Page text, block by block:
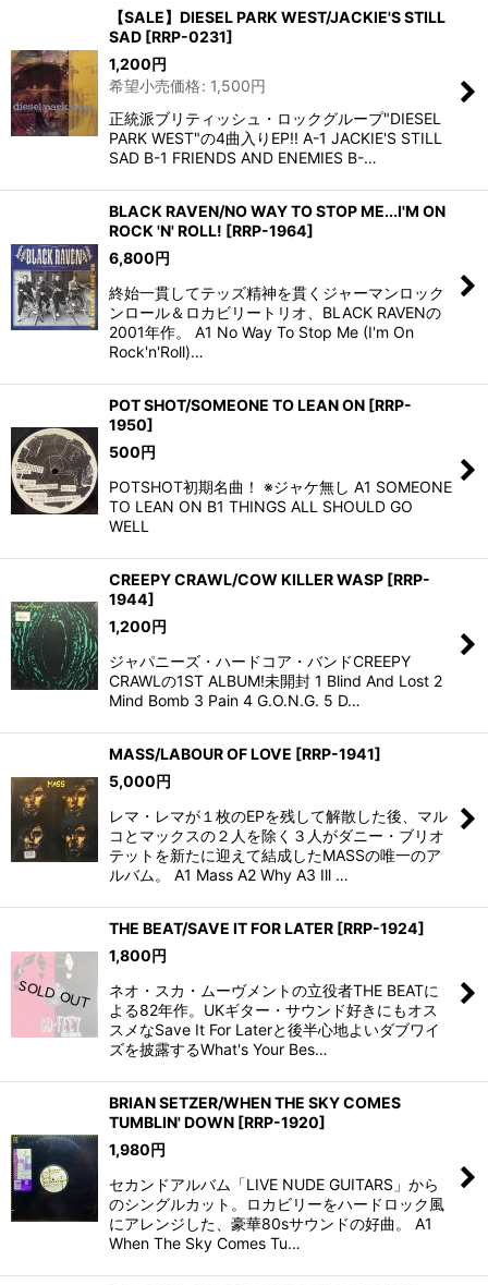
【SALE】DIESEL PARK WEST/JACKIE'S STILL
SAD [RRP-0231]
1,200円
希望小売価格: 1,500円
正統派ブリティッシュ・ロックグループ"DIESEL
PARK WEST"の4曲入りEP!! A-1 JACKIE'S STILL
SAD B-1 FRIENDS AND ENEMIES B-…
BLACK RAVEN/NO WAY TO STOP ME...I'M ON
ROCK 'N' ROLL! [RRP-1964]
6,800円
終始一貫してテッズ精神を貫くジャーマンロック
ンロール＆ロカビリートリオ、BLACK RAVENの
2001年作。 A1 No Way To Stop Me (I'm On
Rock'n'Roll)…
POT SHOT/SOMEONE TO LEAN ON [RRP-
1950]
500円
POTSHOT初期名曲！ ※ジャケ無し A1 SOMEONE
TO LEAN ON B1 THINGS ALL SHOULD GO
WELL
CREEPY CRAWL/COW KILLER WASP [RRP-
1944]
1,200円
ジャパニーズ・ハードコア・バンドCREEPY
CRAWLの1ST ALBUM!未開封 1 Blind And Lost 2
Mind Bomb 3 Pain 4 G.O.N.G. 5 D…
MASS/LABOUR OF LOVE [RRP-1941]
5,000円
レマ・レマが１枚のEPを残して解散した後、マル
コとマックスの２人を除く３人がダニー・ブリオ
テットを新たに迎えて結成したMASSの唯一のア
ルバム。 A1 Mass A2 Why A3 Ill …
THE BEAT/SAVE IT FOR LATER [RRP-1924]
1,800円
ネオ・スカ・ムーヴメントの立役者THE BEATに
よる82年作。UKギター・サウンド好きにもオス
スメなSave It For Laterと後半心地よいダブワイ
ズを披露するWhat's Your Bes…
BRIAN SETZER/WHEN THE SKY COMES
TUMBLIN' DOWN [RRP-1920]
1,980円
セカンドアルバム「LIVE NUDE GUITARS」から
のシングルカット。ロカビリーをハードロック風
にアレンジした、豪華80sサウンドの好曲。 A1
When The Sky Comes Tu…